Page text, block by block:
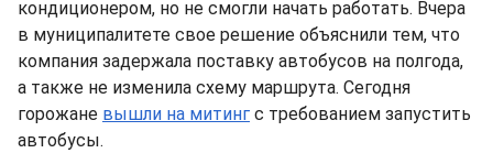
кондиционером, но не смогли начать работать. Вчера
в муниципалитете свое решение объяснили тем, что
компания задержала поставку автобусов на полгода,
а также не изменила схему маршрута. Сегодня
горожане вышли на митинг с требованием запустить
автобусы.